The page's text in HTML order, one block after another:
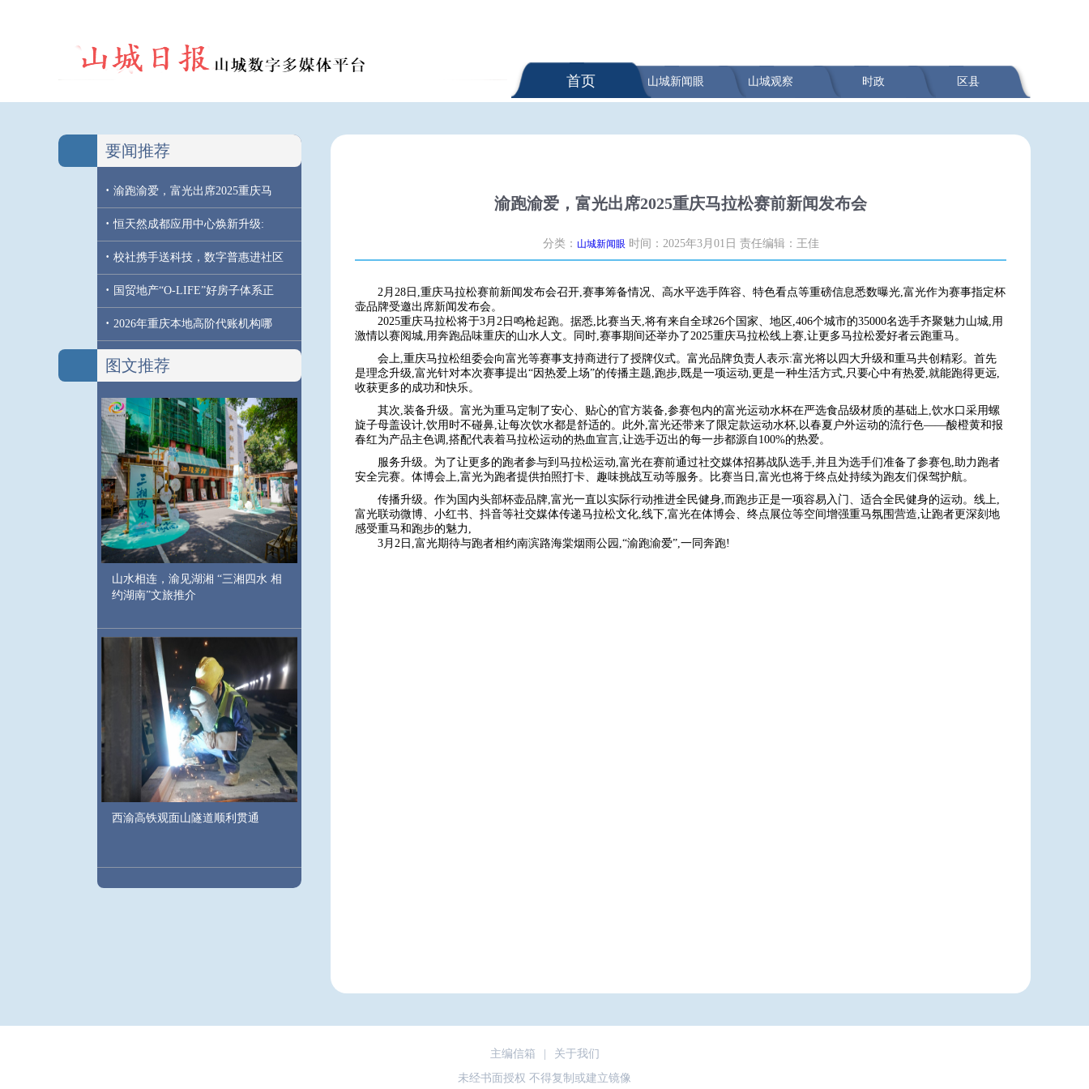
首页 山城新闻眼 山城观察 时政 区县
要闻推荐
· 渝跑渝爱，富光出席2025重庆马
· 恒天然成都应用中心焕新升级:
· 校社携手送科技，数字普惠进社区
· 国贸地产“O-LIFE”好房子体系正
· 2026年重庆本地高阶代账机构哪
图文推荐
山水相连，渝见湖湘 “三湘四水 相
约湖南”文旅推介
西渝高铁观面山隧道顺利贯通
渝跑渝爱，富光出席2025重庆马拉松赛前新闻发布会
分类： 山城新闻眼 时间：2025年3月01日 责任编辑：王佳
2月28日,重庆马拉松赛前新闻发布会召开,赛事筹备情况、高水平选手阵容、特色看点等重磅信息悉数曝光,富光作为赛事指定杯
壶品牌受邀出席新闻发布会。
2025重庆马拉松将于3月2日鸣枪起跑。据悉,比赛当天,将有来自全球26个国家、地区,406个城市的35000名选手齐聚魅力山城,用
激情以赛阅城,用奔跑品味重庆的山水人文。同时,赛事期间还举办了2025重庆马拉松线上赛,让更多马拉松爱好者云跑重马。
会上,重庆马拉松组委会向富光等赛事支持商进行了授牌仪式。富光品牌负责人表示:富光将以四大升级和重马共创精彩。首先
是理念升级,富光针对本次赛事提出“因热爱上场”的传播主题,跑步,既是一项运动,更是一种生活方式,只要心中有热爱,就能跑得更远,
收获更多的成功和快乐。
其次,装备升级。富光为重马定制了安心、贴心的官方装备,参赛包内的富光运动水杯在严选食品级材质的基础上,饮水口采用螺
旋子母盖设计,饮用时不碰鼻,让每次饮水都是舒适的。此外,富光还带来了限定款运动水杯,以春夏户外运动的流行色——酸橙黄和报
春红为产品主色调,搭配代表着马拉松运动的热血宣言,让选手迈出的每一步都源自100%的热爱。
服务升级。为了让更多的跑者参与到马拉松运动,富光在赛前通过社交媒体招募战队选手,并且为选手们准备了参赛包,助力跑者
安全完赛。体博会上,富光为跑者提供拍照打卡、趣味挑战互动等服务。比赛当日,富光也将于终点处持续为跑友们保驾护航。
传播升级。作为国内头部杯壶品牌,富光一直以实际行动推进全民健身,而跑步正是一项容易入门、适合全民健身的运动。线上,
富光联动微博、小红书、抖音等社交媒体传递马拉松文化,线下,富光在体博会、终点展位等空间增强重马氛围营造,让跑者更深刻地
感受重马和跑步的魅力,
3月2日,富光期待与跑者相约南滨路海棠烟雨公园,“渝跑渝爱”,一同奔跑!
主编信箱
关于我们
未经书面授权 不得复制或建立镜像